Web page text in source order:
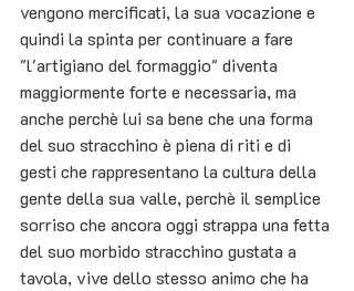
vengono mercificati, la sua vocazione e
quindi la spinta per continuare a fare
"l'artigiano del formaggio" diventa
maggiormente forte e necessaria, ma
anche perchè lui sa bene che una forma
del suo stracchino è piena di riti e di
gesti che rappresentano la cultura della
gente della sua valle, perchè il semplice
sorriso che ancora oggi strappa una fetta
del suo morbido stracchino gustata a
tavola, vive dello stesso animo che ha